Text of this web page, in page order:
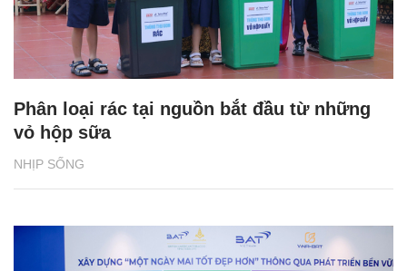
NHỊP SỐNG
Phân loại rác tại nguồn bắt đầu từ những
vỏ hộp sữa